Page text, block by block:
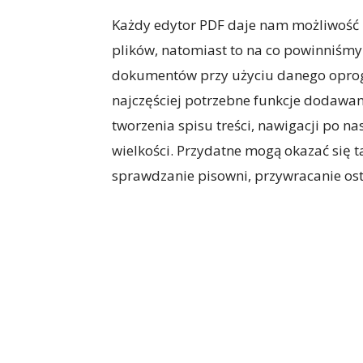
Każdy edytor PDF daje nam
plików, natomiast to na co
dokumentów przy użyciu danego
najczęściej potrzebne funkcje
tworzenia spisu treści, nawigacji po
wielkości. Przydatne mogą okazać się
sprawdzanie pisowni, przywracanie